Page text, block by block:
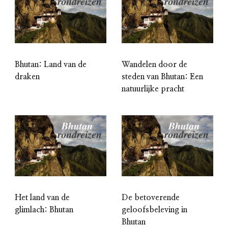
Bhutan: Land van de
draken
Wandelen door de
steden van Bhutan: Een
natuurlijke pracht
Het land van de
glimlach: Bhutan
De betoverende
geloofsbeleving in
Bhutan